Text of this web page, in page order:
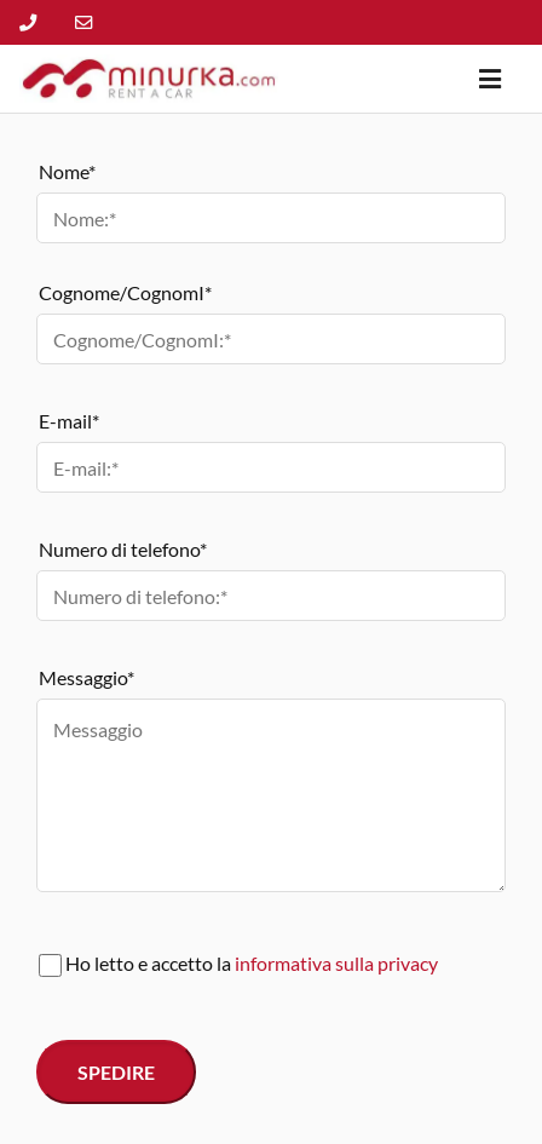
Nome*
Cognome/CognomI*
E-mail*
Numero di telefono*
Messaggio*
Ho letto e accetto la informativa sulla privacy